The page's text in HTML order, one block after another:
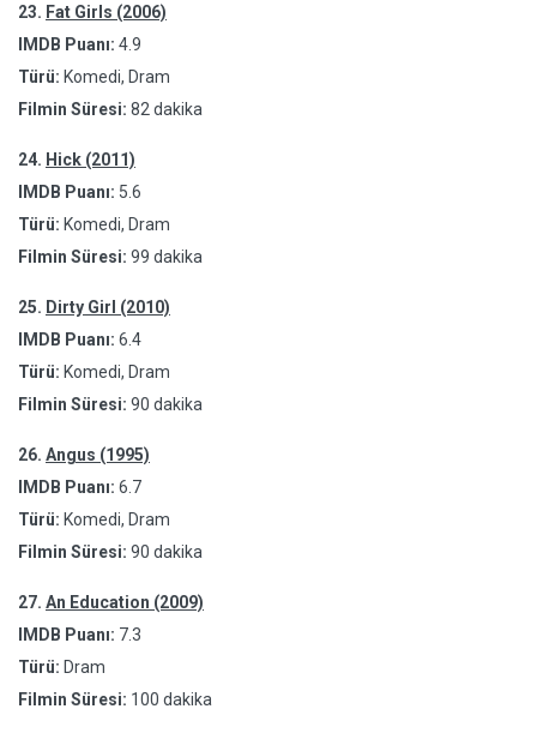
23. Fat Girls (2006)
IMDB Puanı: 4.9
Türü: Komedi, Dram
Filmin Süresi: 82 dakika
24. Hick (2011)
IMDB Puanı: 5.6
Türü: Komedi, Dram
Filmin Süresi: 99 dakika
25. Dirty Girl (2010)
IMDB Puanı: 6.4
Türü: Komedi, Dram
Filmin Süresi: 90 dakika
26. Angus (1995)
IMDB Puanı: 6.7
Türü: Komedi, Dram
Filmin Süresi: 90 dakika
27. An Education (2009)
IMDB Puanı: 7.3
Türü: Dram
Filmin Süresi: 100 dakika